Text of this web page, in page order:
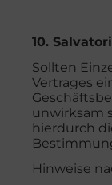
10.
Sollten
Vertrages
unwirksam
hierdurch
Hinweise